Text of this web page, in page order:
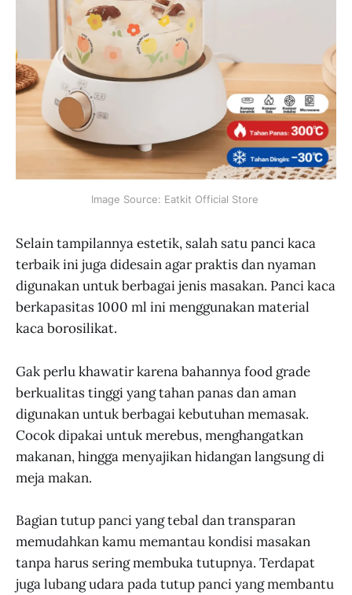
Image Source: Eatkit Official Store
Selain tampilannya estetik, salah satu panci kaca
terbaik ini juga didesain agar praktis dan nyaman
digunakan untuk berbagai jenis masakan. Panci kaca
berkapasitas 1000 ml ini menggunakan material
kaca borosilikat.
Gak perlu khawatir karena bahannya food grade
berkualitas tinggi yang tahan panas dan aman
digunakan untuk berbagai kebutuhan memasak.
Cocok dipakai untuk merebus, menghangatkan
makanan, hingga menyajikan hidangan langsung di
meja makan.
Bagian tutup panci yang tebal dan transparan
memudahkan kamu memantau kondisi masakan
tanpa harus sering membuka tutupnya. Terdapat
juga lubang udara pada tutup panci yang membantu